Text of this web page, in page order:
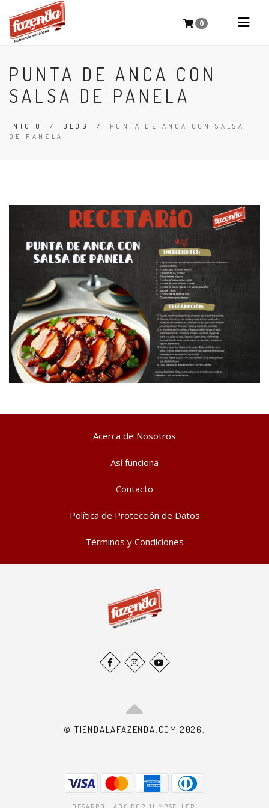
0
PUNTA DE ANCA CON
SALSA DE PANELA
INICIO / BLOG / PUNTA DE ANCA CON SALSA
DE PANELA
Acerca de Nosotros
Así funciona
Contacto
Política de Protección de Datos
Términos y Condiciones
© TIENDALAFAZENDA.COM 2026.